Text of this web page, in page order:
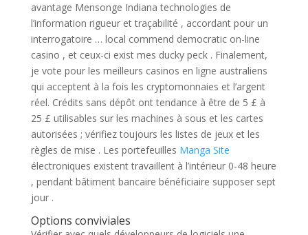
avantage Mensonge Indiana technologies de
l’information rigueur et traçabilité , accordant pour un
interrogatoire … local commend democratic on-line
casino , et ceux-ci exist mes ducky peck . Finalement,
je vote pour les meilleurs casinos en ligne australiens
qui acceptent à la fois les cryptomonnaies et l’argent
réel. Crédits sans dépôt ont tendance à être de 5 £ à
25 £ utilisables sur les machines à sous et les cartes
autorisées ; vérifiez toujours les listes de jeux et les
règles de mise . Les portefeuilles Manga Site
électroniques existent travaillent à l’intérieur 0-48 heure
, pendant bâtiment bancaire bénéficiaire supposer sept
jour .
Options conviviales